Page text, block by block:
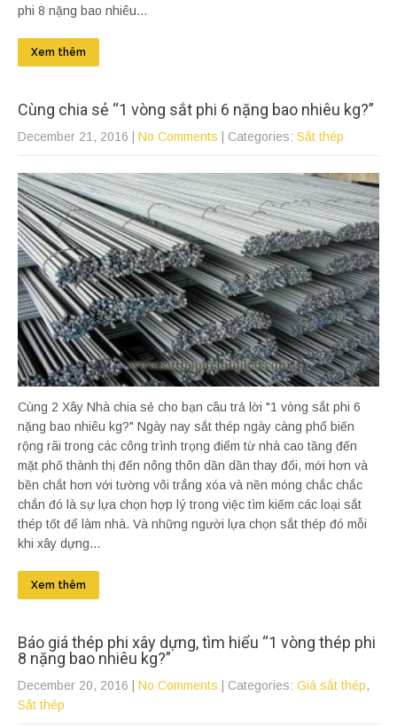
phi 8 nặng bao nhiêu...
Xem thêm
Cùng chia sẻ “1 vòng sắt phi 6 nặng bao nhiêu kg?”
December 21, 2016 No Comments | Categories: Sắt thép
Cùng 2 Xây Nhà chia sẻ cho bạn câu trả lời "1 vòng sắt phi 6
nặng bao nhiêu kg?" Ngày nay sắt thép ngày càng phổ biến
rộng rãi trong các công trình trọng điểm từ nhà cao tầng đến
mặt phố thành thị đến nông thôn dần dần thay đổi, mới hơn và
bền chắt hơn với tường vôi trắng xóa và nền móng chắc chắc
chắn đó là sự lựa chọn hợp lý trong việc tìm kiếm các loại sắt
thép tốt để làm nhà. Và những người lựa chọn sắt thép đó mỗi
khi xây dựng...
Xem thêm
Báo giá thép phi xây dựng, tìm hiểu “1 vòng thép phi
8 nặng bao nhiêu kg?”
December 20, 2016 No Comments | Categories: Giá sắt thép,
Sắt thép